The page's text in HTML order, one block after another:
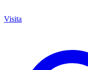
Visita